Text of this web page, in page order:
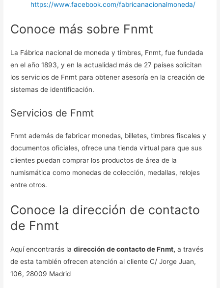
https://www.facebook.com/fabricanacionalmoneda/
Conoce más sobre Fnmt
La Fábrica nacional de moneda y timbres, Fnmt, fue fundada
en el año 1893, y en la actualidad más de 27 países solicitan
los servicios de Fnmt para obtener asesoría en la creación de
sistemas de identificación.
Servicios de Fnmt
Fnmt además de fabricar monedas, billetes, timbres fiscales y
documentos oficiales, ofrece una tienda virtual para que sus
clientes puedan comprar los productos de área de la
numismática como monedas de colección, medallas, relojes
entre otros.
Conoce la dirección de contacto
de Fnmt
Aquí encontrarás ladirección de contacto de Fnmt, a través
de esta también ofrecen atención al cliente C/ Jorge Juan,
106, 28009 Madrid